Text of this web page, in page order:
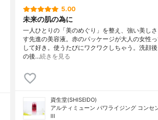
5.00
未来の肌の為に
一人ひとりの「美のめぐり」を整え、強い美し
す先進の美容液。赤のパッケージが大人の女性
して好き。使うたびにワクワクしちゃう。洗顔
の後…続きを見る
資生堂(SHISEIDO)
アルティミューン パワライジング コンセ
III